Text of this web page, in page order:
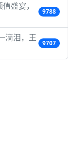
盛宴，
9788
滴泪，王
9707